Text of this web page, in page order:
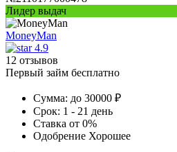
Лидер выдач
MoneyMan
4.9
12 отзывов
Первый займ бесплатно
Сумма: до 30000 ₽
Срок: 1 - 21 день
Ставка от 0%
Одобрение Хорошее